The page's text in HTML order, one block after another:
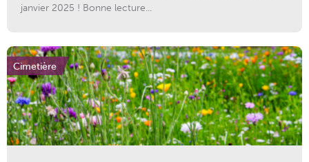
janvier 2025 ! Bonne lecture...
Cimetière